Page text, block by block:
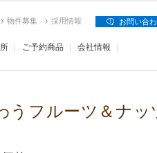
物件募集 採用情報 お問い合
ご予約商品 会社情報
うフルーツ＆ナッ